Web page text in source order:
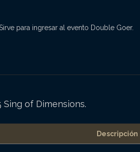
para ingresar al evento Double Goer.
of Dimensions.
Descripción